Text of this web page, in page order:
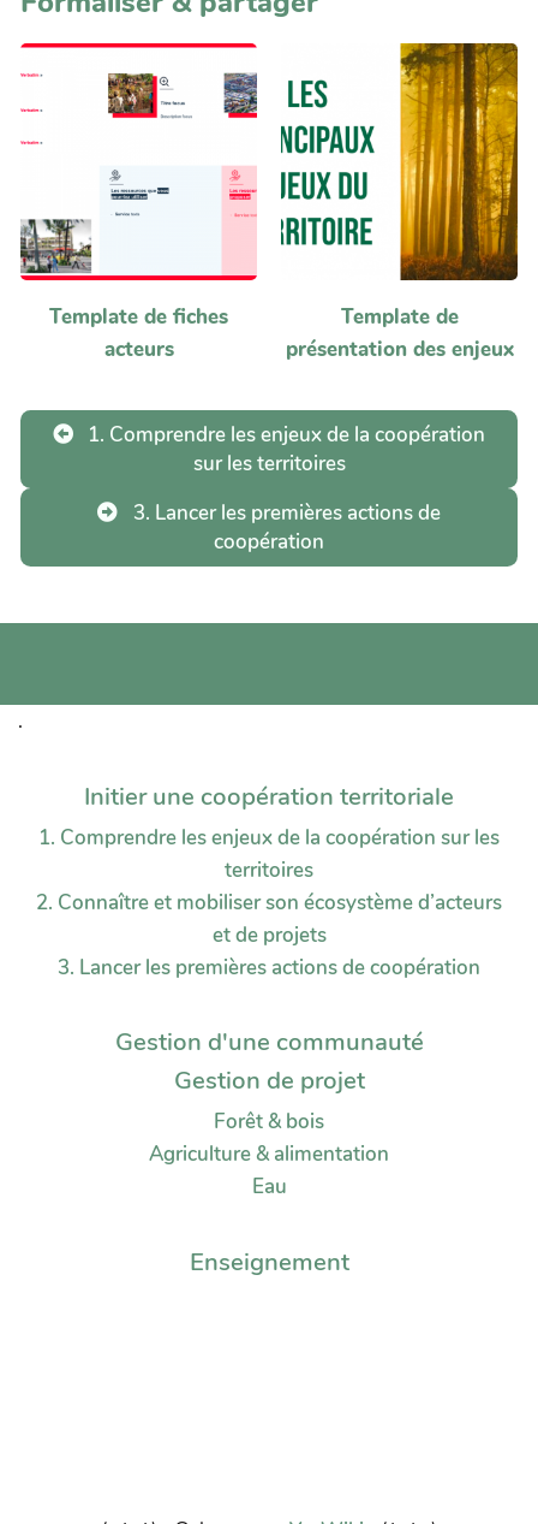
Template de fiches
acteurs
Template de
présentation des enjeux
1. Comprendre les enjeux de la coopération
sur les territoires
3. Lancer les premières actions de
coopération
.
Initier une coopération territoriale
1. Comprendre les enjeux de la coopération sur les
territoires
2. Connaître et mobiliser son écosystème d’acteurs
et de projets
3. Lancer les premières actions de coopération
Gestion d'une communauté
Gestion de projet
Forêt & bois
Agriculture & alimentation
Eau
Enseignement